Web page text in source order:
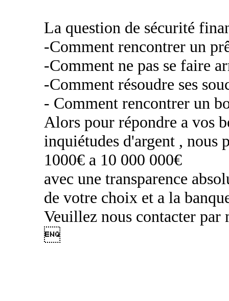
La question de sécurité
-Comment rencontrer un
-Comment ne pas se faire
-Comment résoudre ses
- Comment rencontrer un
Alors pour répondre a vos
inquiétudes d'argent , nous
1000€ a 10 000 000€
avec une transparence
de votre choix et a la
Veuillez nous contacter
